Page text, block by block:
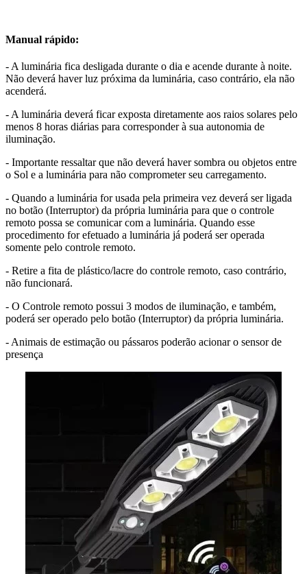
Manual rápido:
- A luminária fica desligada durante o dia e acende durante à noite.
Não deverá haver luz próxima da luminária, caso contrário, ela não
acenderá.
- A luminária deverá ficar exposta diretamente aos raios solares pelo
menos 8 horas diárias para corresponder à sua autonomia de
iluminação.
- Importante ressaltar que não deverá haver sombra ou objetos entre
o Sol e a luminária para não comprometer seu carregamento.
- Quando a luminária for usada pela primeira vez deverá ser ligada
no botão (Interruptor) da própria luminária para que o controle
remoto possa se comunicar com a luminária. Quando esse
procedimento for efetuado a luminária já poderá ser operada
somente pelo controle remoto.
- Retire a fita de plástico/lacre do controle remoto, caso contrário,
não funcionará.
- O Controle remoto possui 3 modos de iluminação, e também,
poderá ser operado pelo botão (Interruptor) da própria luminária.
- Animais de estimação ou pássaros poderão acionar o sensor de
presença